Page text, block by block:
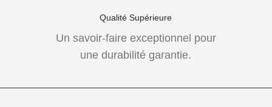
Qualité Supérieure
Un savoir-faire exceptionnel pour
une durabilité garantie.